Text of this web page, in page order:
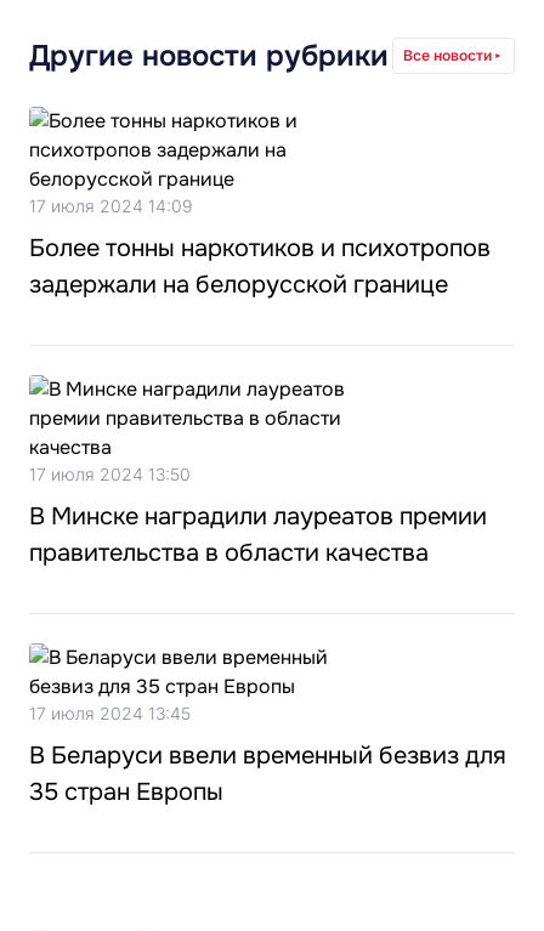
Другие новости рубрики Все новости
17 июля 2024 14:09
Более тонны наркотиков и психотропов
задержали на белорусской границе
17 июля 2024 13:50
В Минске наградили лауреатов премии
правительства в области качества
17 июля 2024 13:45
В Беларуси ввели временный безвиз для
35 стран Европы